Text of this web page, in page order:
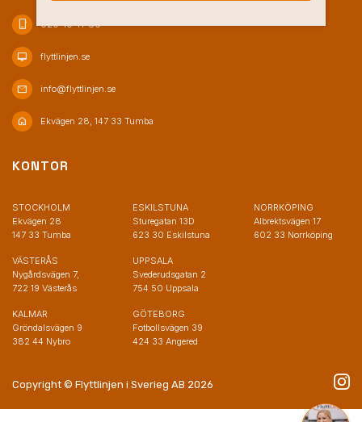
phone_iphone 020-10 47 80
desktop_mac flyttlinjen.se
mail info@flyttlinjen.se
home Ekvägen 28, 147 33 Tumba
KONTOR
STOCKHOLM
Ekvägen 28
147 33 Tumba
VÄSTERÅS
Nygårdsvägen 7,
722 19 Västerås
KALMAR
Gröndalsvägen 9
382 44 Nybro
ESKILSTUNA
Sturegatan 13D
623 30 Eskilstuna
UPPSALA
Svederudsgatan 2
754 50 Uppsala
GÖTEBORG
Fotbollsvägen 39
424 33 Angered
NORRKÖPING
Albrektsvägen 17
602 33 Norrköping
Copyright © Flyttlinjen i Sverieg AB 2026